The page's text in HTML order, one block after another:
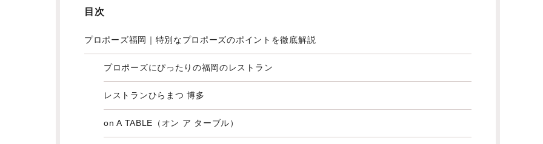
目次
プロポーズ福岡｜特別なプロポーズのポイントを徹底解説
プロポーズにぴったりの福岡のレストラン
レストランひらまつ 博多
on A TABLE（オン ア ターブル）